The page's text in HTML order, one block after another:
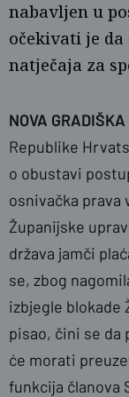
nabavljen u
očekivati je
natječaja za
NOVA GRADIŠKA
Republike
o obustavi
osnivačka prava
Županijske
država jamči
se, zbog
izbjegle blokade
pisao, čini se da
će morati
funkcija članova